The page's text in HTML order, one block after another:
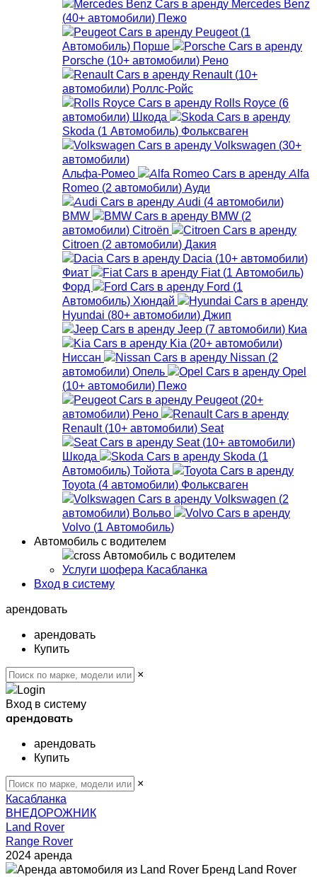
Mercedes Benz
(40+ автомобили) Пежо
Peugeot (1
Автомобиль) Порше
Porsche (10+ автомобили) Рено
Renault (10+
автомобили) Роллс-Ройс
Rolls Royce (6
автомобили) Шкода
Skoda (1 Автомобиль) Фольксваген
Volkswagen (30+
автомобили)
Альфа-Ромео
Alfa
Romeo (2 автомобили) Ауди
Audi (4 автомобили)
BMW
BMW (2
автомобили) Citroën
Citroen (2 автомобили) Дакия
Dacia (10+ автомобили)
Фиат
Fiat (1 Автомобиль)
Форд
Ford (1
Автомобиль) Хюндай
Hyundai (80+ автомобили) Джип
Jeep (7 автомобили) Киа
Kia (20+ автомобили)
Ниссан
Nissan (2
автомобили) Опель
Opel
(10+ автомобили) Пежо
Peugeot (20+
автомобили) Рено
Renault (10+ автомобили) Seat
Seat (10+ автомобили)
Шкода
Skoda (1
Автомобиль) Тойота
Toyota (4 автомобили) Фольксваген
Volkswagen (2
автомобили) Вольво
Volvo (1 Автомобиль)
Автомобиль с водителем
Автомобиль с водителем
Услуги шофера Касабланка
Вход в систему
арендовать
арендовать
Купить
×
Вход в систему
арендовать
арендовать
Купить
×
Касабланка
ВНЕДОРОЖНИК
Land Rover
Range Rover
2024 аренда
Land Rover